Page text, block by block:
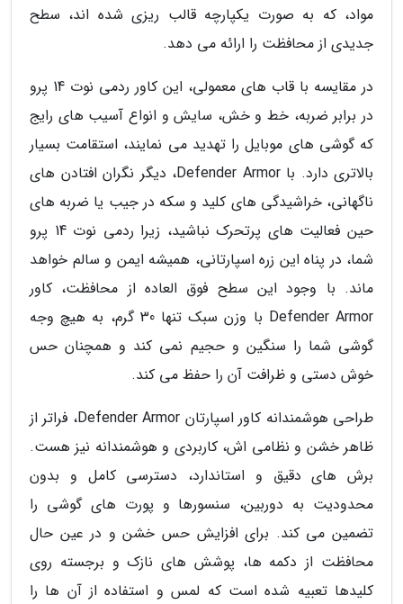
مواد، که به صورت یکپارچه قالب ریزی شده اند، سطح
جدیدی از محافظت را ارائه می دهد.
در مقایسه با قاب های معمولی، این کاور ردمی نوت 14 پرو
در برابر ضربه، خط و خش، سایش و انواع آسیب های رایج
که گوشی های موبایل را تهدید می نمایند، استقامت بسیار
بالاتری دارد. با Defender Armor، دیگر نگران افتادن های
ناگهانی، خراشیدگی های کلید و سکه در جیب یا ضربه های
حین فعالیت های پرتحرک نباشید، زیرا ردمی نوت 14 پرو
شما، در پناه این زره اسپارتانی، همیشه ایمن و سالم خواهد
ماند. با وجود این سطح فوق العاده از محافظت، کاور
Defender Armor با وزن سبک تنها 30 گرم، به هیچ وجه
گوشی شما را سنگین و حجیم نمی کند و همچنان حس
خوش دستی و ظرافت آن را حفظ می کند.
طراحی هوشمندانه کاور اسپارتان Defender Armor، فراتر از
ظاهر خشن و نظامی اش، کاربردی و هوشمندانه نیز هست.
برش های دقیق و استاندارد، دسترسی کامل و بدون
محدودیت به دوربین، سنسورها و پورت های گوشی را
تضمین می کند. برای افزایش حس خشن و در عین حال
محافظت از دکمه ها، پوشش های نازک و برجسته روی
کلیدها تعبیه شده است که لمس و استفاده از آن ها را